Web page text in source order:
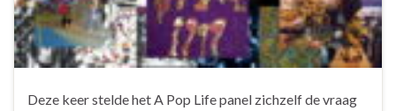
Deze keer stelde het A Pop Life panel zichzelf de vraag